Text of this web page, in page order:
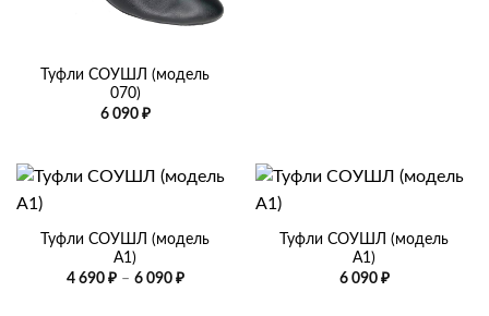
Туфли СОУШЛ (модель
070)
6 090 ₽
Туфли СОУШЛ (модель
А1)
4 690 ₽ – 6 090 ₽Диапазон
Туфли СОУШЛ (модель
А1)
6 090 ₽